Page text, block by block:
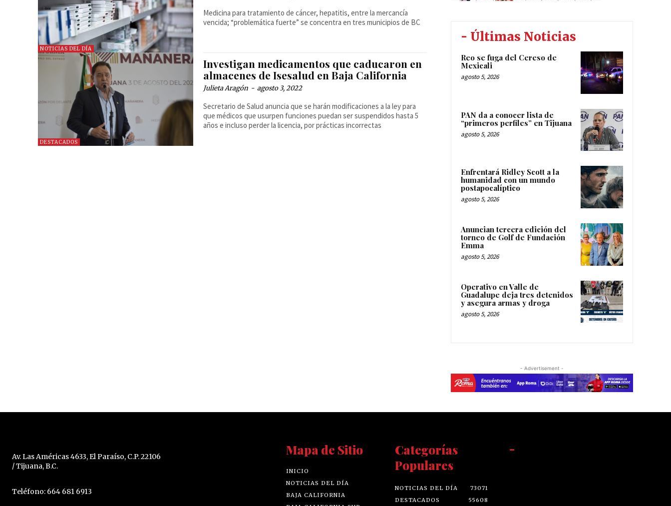
NOTICIAS DEL DÍA
Medicina para tratamiento de cáncer, hepatitis, entre la mercancía
vencida; “problemática fuerte” se concentra en tres municipios de BC
DESTACADOS
Investigan medicamentos que caducaron en
almacenes de Isesalud en Baja California
Julieta Aragón - agosto 3, 2022
Secretario de Salud anuncia que se harán modificaciones a la ley para
que médicos que usurpen funciones puedan ser suspendidos hasta 5
años e incluso perder la licencia, por prácticas incorrectas
- Últimas Noticias
Reo se fuga del Cereso de
Mexicali
agosto 5, 2026
PAN da a conocer lista de
“primeros perfiles” en Tijuana
agosto 5, 2026
Enfrentará Ridley Scott a la
humanidad con un mundo
postapocalíptico
agosto 5, 2026
Anuncian tercera edición del
torneo de Golf de Fundación
Emma
agosto 5, 2026
Operativo en Valle de
Guadalupe deja tres detenidos
y asegura armas y droga
agosto 5, 2026
- Advertisement -
Av. Las Américas 4633, El Paraíso, C.P. 22106
/ Tijuana, B.C.
Teléfono: 664 681 6913
Mapa de Sitio
INICIO
NOTICIAS DEL DÍA
BAJA CALIFORNIA
Categorías
Populares
NOTICIAS DEL DÍA
73071
DESTACADOS
55608
-